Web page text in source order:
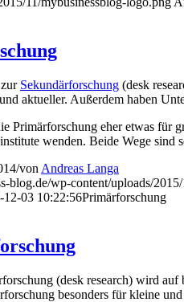
Sekundärforschung (desk
aktueller. Außerdem haben
Primärforschung eher etwas für
wenden. Beide Wege sind
/von Andreas Langa
blog.de/wp-content/uploads/
12-03 10:22:56Primärforschung
(desk research) wird
besonders für kleine